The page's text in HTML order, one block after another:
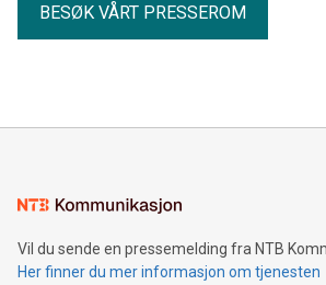
BESØK VÅRT PRESSEROM
Vil du sende en pressemelding fra NTB
Her finner du mer informasjon om tjenesten